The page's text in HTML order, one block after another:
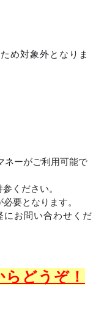
め対象外となりま
ネーがご利用可能で
ください。
要となります。
にお問い合わせくだ
どうぞ！